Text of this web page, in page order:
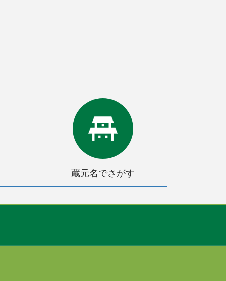
蔵元名でさがす